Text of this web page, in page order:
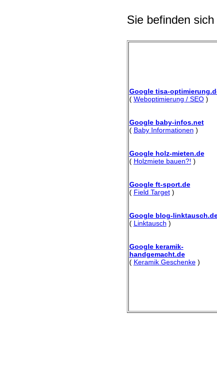
Sie befinden
Google tisa-
( Weboptimierung / SEO)
Google baby-infos.net
( Baby Informationen )
Google holz-mieten.de
( Holzmiete bauen?! )
Google ft-sport.de
( Field Target)
Google blog-
( Linktausch )
Google keramik-
handgemacht.de
( Keramik Geschenke)